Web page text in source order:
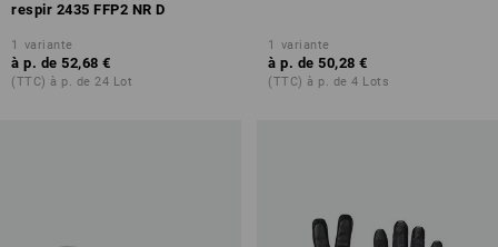
respir 2435 FFP2 NR D
1 variante
à p. de 52,68 €
(TTC) à p. de 24 Lot
1 variante
à p. de 50,28 €
(TTC) à p. de 4 Lots